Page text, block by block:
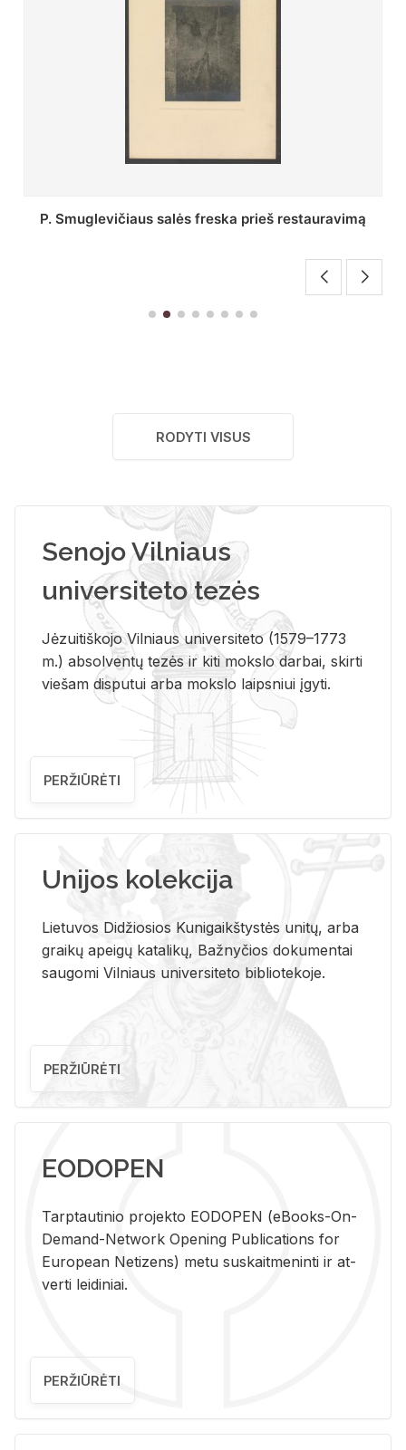
Stepono Batoro universiteto bibliotekos Profesorių
RODYTI VISUS
Senojo Vilniaus
universiteto tezės
Jėzuitiškojo Vilniaus universiteto (1579–1773
m.) absolventų tezės ir kiti mokslo darbai, skirti
viešam disputui arba mokslo laipsniui įgyti.
PERŽIŪRĖTI
Unijos kolekcija
Lietuvos Didžiosios Kunigaikštystės unitų, arba
graikų apeigų katalikų, Bažnyčios dokumentai
saugomi Vilniaus universiteto bibliotekoje.
PERŽIŪRĖTI
EODOPEN
Tarp­tau­ti­nio pro­jek­to EO­DO­PEN (eBo­oks-On-
De­mand-Ne­twork Ope­ning Pub­li­ca­tions for
Eu­ro­pe­an Ne­ti­zens) metu su­skait­me­nin­ti ir at­
ver­ti lei­di­niai.
PERŽIŪRĖTI